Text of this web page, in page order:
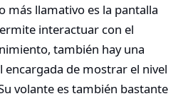
más llamativo es la pantalla
interactuar con el
también hay una
encargada de mostrar el nivel
volante es también bastante